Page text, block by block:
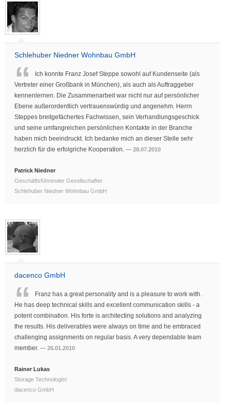
Schlehuber Niedner Wohnbau GmbH
Ich konnte Franz Josef Steppe sowohl auf Kundenseite (als
Vertreter einer Großbank in München), als auch als Auftraggeber
kennenlernen. Die Zusammenarbeit war nicht nur auf persönlicher
Ebene außerordentlich vertrauenswürdig und angenehm. Herrn
Steppes breitgefächertes Fachwissen, sein Verhandlungsgeschick
und seine umfangreichen persönlichen Kontakte in der Branche
haben mich beeindruckt. Ich bedanke mich an dieser Stelle sehr
herzlich für die erfolgriche Kooperation.
28.07.2010
Patrick Niedner
Geschäftsführender Gesellschafter
Schlehuber Niedner Wohnbau GmbH
dacenco GmbH
Franz has a great personality and is a pleasure to work with.
He has deep technical skills and excellent communication skills - a
potent combination. His forte is architecting solutions and analyzing
the results. His deliverables were always on time and he embraced
challenging assignments on regular basis. A very dependable team
member.
26.01.2010
Rainer Lukas
Storage Technologist
dacenco GmbH